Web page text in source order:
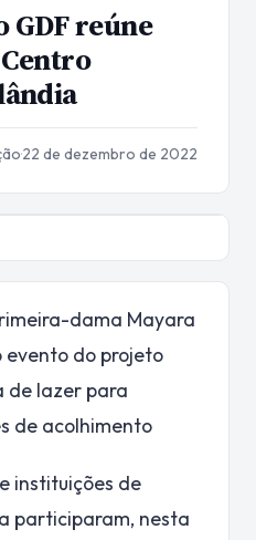
GDF reúne
·22 de dezembro de 2022
dama Mayara
evento do projeto
de lazer para
de acolhimento
instituições de
participaram, nesta